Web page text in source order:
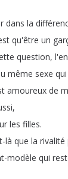
dans la
qu'être un
question,
même sexe qui
amoureux de
,
les filles.
là que la rivalité
modèle qui